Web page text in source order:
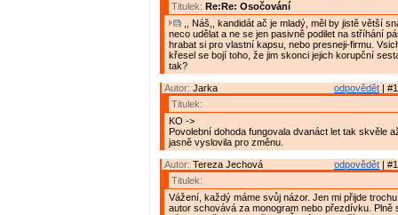
Titulek: Re:Re: Osočování
,, Náš,, kandidát ač je mladý, měl by jistě větší
neco udělat a ne se jen pasivně podilet na stříhání
hrabat si pro vlastní kapsu, nebo presneji-firmu.
křesel se bojí toho, že jim skonci jejich korupční
tak?
odpovědět |
Autor: Jarka
Titulek:
KO ->
Povolební dohoda fungovala dvanáct let tak skvěle
jasně vyslovila pro změnu.
odpovědět |
Autor: Tereza Jechová
Titulek:
Vážení, každý máme svůj názor. Jen mi přijde
autor schovává za monogram nebo přezdívku. Plně